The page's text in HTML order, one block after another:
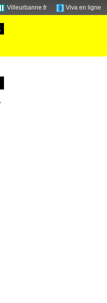
Villeurbanne.fr Viva en ligne